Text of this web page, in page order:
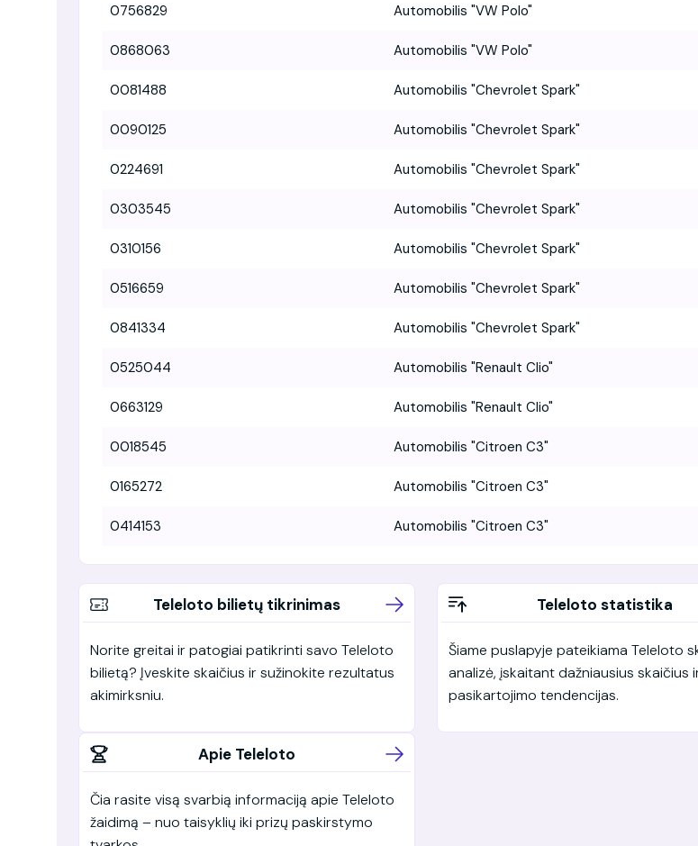
0756829 Automobilis "VW Polo"
0868063 Automobilis "VW Polo"
0081488 Automobilis "Chevrolet Spark"
0090125 Automobilis "Chevrolet Spark"
0224691 Automobilis "Chevrolet Spark"
0303545 Automobilis "Chevrolet Spark"
0310156 Automobilis "Chevrolet Spark"
0516659 Automobilis "Chevrolet Spark"
0841334 Automobilis "Chevrolet Spark"
0525044 Automobilis "Renault Clio"
0663129 Automobilis "Renault Clio"
0018545 Automobilis "Citroen C3"
0165272 Automobilis "Citroen C3"
0414153 Automobilis "Citroen C3"
Teleloto bilietų tikrinimas
Norite greitai ir patogiai patikrinti savo Teleloto
bilietą? Įveskite skaičius ir sužinokite rezultatus
akimirksniu.
Teleloto statistika
Šiame puslapyje pateikiama Teleloto
analizė, įskaitant dažniausius skaičius
pasikartojimo tendencijas.
Apie Teleloto
Čia rasite visą svarbią informaciją apie Teleloto
žaidimą – nuo taisyklių iki prizų paskirstymo